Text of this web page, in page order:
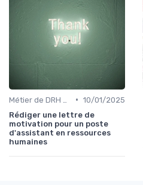
• 10/01/2025
Rédiger une lettre de
motivation pour un poste
d'assistant en ressources
humaines